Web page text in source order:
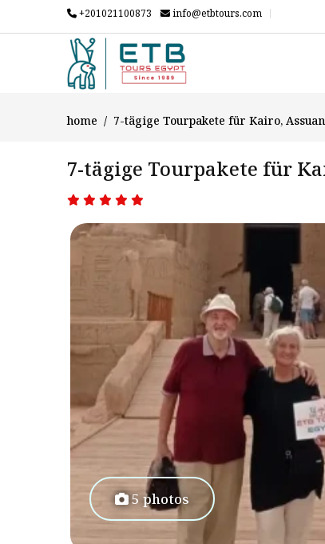
+201021100873 info@etbtours.com
home 7-tägige Tourpakete für Kairo,
7-tägige Tourpakete für
5 photos